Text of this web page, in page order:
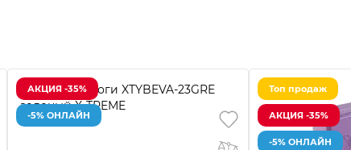
АКЦИЯ -35%
-5% ОНЛАЙН
Топ продаж
АКЦИЯ -35%
-5% ОНЛАЙН